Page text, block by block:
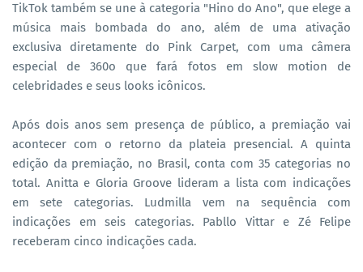
TikTok também se une à categoria "Hino do Ano", que elege a
música mais bombada do ano, além de uma ativação
exclusiva diretamente do Pink Carpet, com uma câmera
especial de 360o que fará fotos em slow motion de
celebridades e seus looks icônicos.
Após dois anos sem presença de público, a premiação vai
acontecer com o retorno da plateia presencial. A quinta
edição da premiação, no Brasil, conta com 35 categorias no
total. Anitta e Gloria Groove lideram a lista com indicações
em sete categorias. Ludmilla vem na sequência com
indicações em seis categorias. Pabllo Vittar e Zé Felipe
receberam cinco indicações cada.